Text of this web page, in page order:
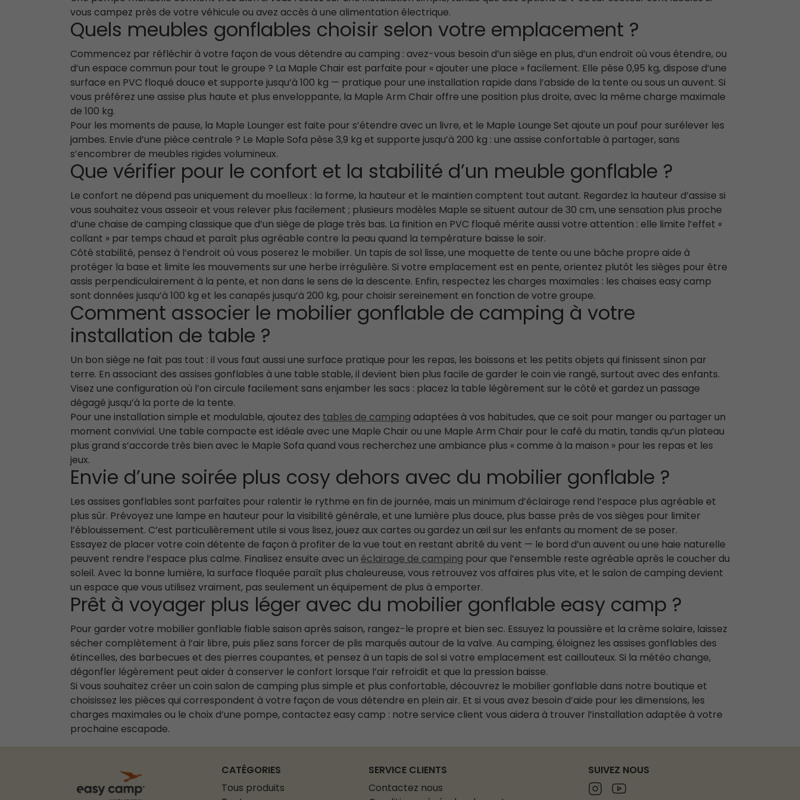
vous campez près de votre véhicule ou avez accès à une alimentation électrique.
Quels meubles gonflables choisir selon votre emplacement ?
Commencez par réfléchir à votre façon de vous détendre au camping : avez-vous besoin d’un siège en plus, d’un endroit où vous étendre, ou
d’un espace commun pour tout le groupe ? La Maple Chair est parfaite pour « ajouter une place » facilement. Elle pèse 0,95 kg, dispose d’une
surface en PVC floqué douce et supporte jusqu’à 100 kg — pratique pour une installation rapide dans l’abside de la tente ou sous un auvent. Si
vous préférez une assise plus haute et plus enveloppante, la Maple Arm Chair offre une position plus droite, avec la même charge maximale
de 100 kg.
Pour les moments de pause, la Maple Lounger est faite pour s’étendre avec un livre, et le Maple Lounge Set ajoute un pouf pour surélever les
jambes. Envie d’une pièce centrale ? Le Maple Sofa pèse 3,9 kg et supporte jusqu’à 200 kg : une assise confortable à partager, sans
s’encombrer de meubles rigides volumineux.
Que vérifier pour le confort et la stabilité d’un meuble gonflable ?
Le confort ne dépend pas uniquement du moelleux : la forme, la hauteur et le maintien comptent tout autant. Regardez la hauteur d’assise si
vous souhaitez vous asseoir et vous relever plus facilement ; plusieurs modèles Maple se situent autour de 30 cm, une sensation plus proche
d’une chaise de camping classique que d’un siège de plage très bas. La finition en PVC floqué mérite aussi votre attention : elle limite l’effet «
collant » par temps chaud et paraît plus agréable contre la peau quand la température baisse le soir.
Côté stabilité, pensez à l’endroit où vous poserez le mobilier. Un tapis de sol lisse, une moquette de tente ou une bâche propre aide à
protéger la base et limite les mouvements sur une herbe irrégulière. Si votre emplacement est en pente, orientez plutôt les sièges pour être
assis perpendiculairement à la pente, et non dans le sens de la descente. Enfin, respectez les charges maximales : les chaises easy camp
sont données jusqu’à 100 kg et les canapés jusqu’à 200 kg, pour choisir sereinement en fonction de votre groupe.
Comment associer le mobilier gonflable de camping à votre
installation de table ?
Un bon siège ne fait pas tout : il vous faut aussi une surface pratique pour les repas, les boissons et les petits objets qui finissent sinon par
terre. En associant des assises gonflables à une table stable, il devient bien plus facile de garder le coin vie rangé, surtout avec des enfants.
Visez une configuration où l’on circule facilement sans enjamber les sacs : placez la table légèrement sur le côté et gardez un passage
dégagé jusqu’à la porte de la tente.
Pour une installation simple et modulable, ajoutez destables de campingadaptées à vos habitudes, que ce soit pour manger ou partager un
moment convivial. Une table compacte est idéale avec une Maple Chair ou une Maple Arm Chair pour le café du matin, tandis qu’un plateau
plus grand s’accorde très bien avec le Maple Sofa quand vous recherchez une ambiance plus « comme à la maison » pour les repas et les
jeux.
Envie d’une soirée plus cosy dehors avec du mobilier gonflable ?
Les assises gonflables sont parfaites pour ralentir le rythme en fin de journée, mais un minimum d’éclairage rend l’espace plus agréable et
plus sûr. Prévoyez une lampe en hauteur pour la visibilité générale, et une lumière plus douce, plus basse près de vos sièges pour limiter
l’éblouissement. C’est particulièrement utile si vous lisez, jouez aux cartes ou gardez un œil sur les enfants au moment de se poser.
Essayez de placer votre coin détente de façon à profiter de la vue tout en restant abrité du vent — le bord d’un auvent ou une haie naturelle
peuvent rendre l’espace plus calme. Finalisez ensuite avec unéclairage de camping pour que l’ensemble reste agréable après le coucher du
soleil. Avec la bonne lumière, la surface floquée paraît plus chaleureuse, vous retrouvez vos affaires plus vite, et le salon de camping devient
un espace que vous utilisez vraiment, pas seulement un équipement de plus à emporter.
Prêt à voyager plus léger avec du mobilier gonflable easy camp ?
Pour garder votre mobilier gonflable fiable saison après saison, rangez-le propre et bien sec. Essuyez la poussière et la crème solaire, laissez
sécher complètement à l’air libre, puis pliez sans forcer de plis marqués autour de la valve. Au camping, éloignez les assises gonflables des
étincelles, des barbecues et des pierres coupantes, et pensez à un tapis de sol si votre emplacement est caillouteux. Si la météo change,
dégonfler légèrement peut aider à conserver le confort lorsque l’air refroidit et que la pression baisse.
Si vous souhaitez créer un coin salon de camping plus simple et plus confortable, découvrez le mobilier gonflable dans notre boutique et
choisissez les pièces qui correspondent à votre façon de vous détendre en plein air. Et si vous avez besoin d’aide pour les dimensions, les
charges maximales ou le choix d’une pompe, contactez easy camp : notre service client vous aidera à trouver l’installation adaptée à votre
prochaine escapade.
CATÉGORIES
Tous produits
SERVICE CLIENTS
Contactez nous
SUIVEZ NOUS
Instagram
Youtube